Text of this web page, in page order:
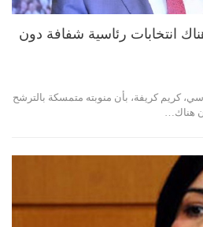
انتخابات رئاسية شفافة دون
كريم كريفة، بأن منوبته متمسكة بالترشح
هناك…